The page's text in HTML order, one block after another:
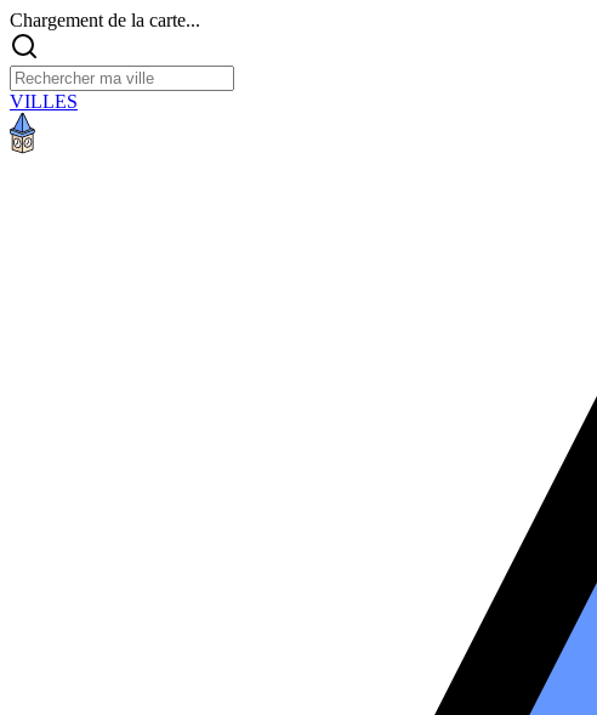
Chargement de la carte...
VILLES